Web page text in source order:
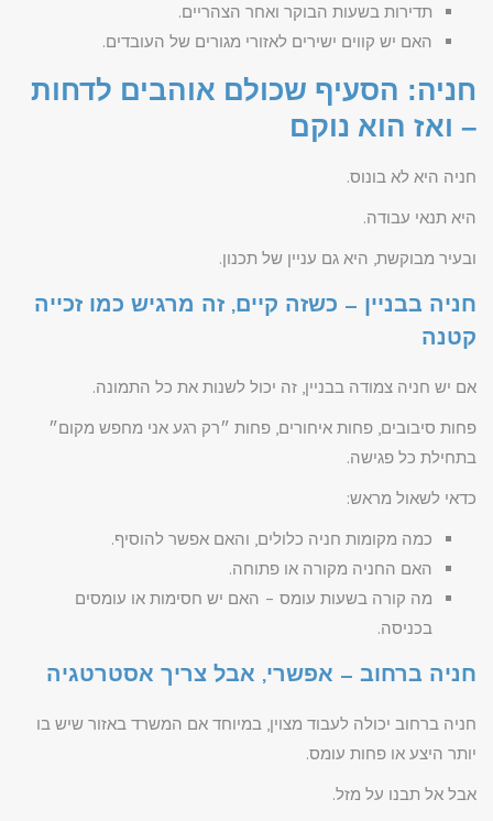
תדירות בשעות הבוקר ואחר הצהריים.
האם יש קווים ישירים לאזורי מגורים של העובדים.
חניה: הסעיף שכולם אוהבים לדחות
– ואז הוא נוקם
חניה היא לא בונוס.
היא תנאי עבודה.
ובעיר מבוקשת, היא גם עניין של תכנון.
חניה בבניין – כשזה קיים, זה מרגיש כמו זכייה
קטנה
אם יש חניה צמודה בבניין, זה יכול לשנות את כל התמונה.
פחות סיבובים, פחות איחורים, פחות ״רק רגע אני מחפש מקום״
בתחילת כל פגישה.
כדאי לשאול מראש:
כמה מקומות חניה כלולים, והאם אפשר להוסיף.
האם החניה מקורה או פתוחה.
מה קורה בשעות עומס – האם יש חסימות או עומסים
בכניסה.
חניה ברחוב – אפשרי, אבל צריך אסטרטגיה
חניה ברחוב יכולה לעבוד מצוין, במיוחד אם המשרד באזור שיש בו
יותר היצע או פחות עומס.
אבל אל תבנו על מזל.